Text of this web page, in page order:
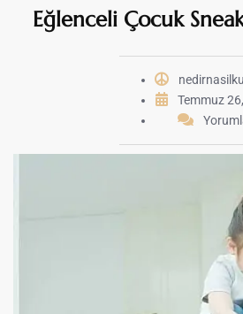
Eğlenceli Çocuk
Temmuz